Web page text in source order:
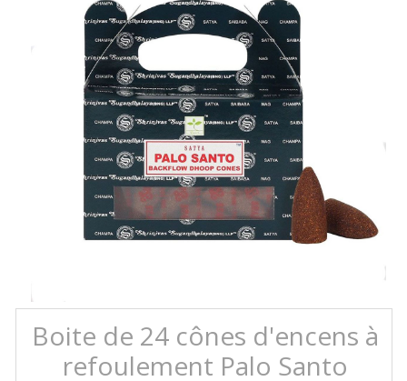
Boite de 24 cônes d'encens à
refoulement Palo Santo